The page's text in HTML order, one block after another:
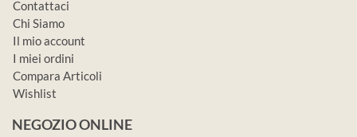
Contattaci
Chi Siamo
Il mio account
I miei ordini
Compara Articoli
Wishlist
NEGOZIO ONLINE